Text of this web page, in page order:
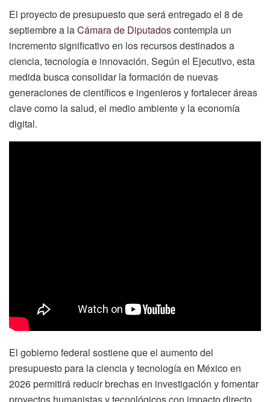
El proyecto de presupuesto que será entregado el 8 de
septiembre a laCámara de Diputadoscontempla un
incremento significativo en los recursos destinados a
ciencia, tecnología e innovación. Según el Ejecutivo, esta
medida busca consolidar la formación de nuevas
generaciones de científicos e ingenieros y fortalecer áreas
clave como la salud, el medio ambiente y la economía
digital.
El gobierno federal sostiene que el aumento del
presupuesto para la ciencia y tecnología en México en
2026 permitirá reducir brechas en investigación y fomentar